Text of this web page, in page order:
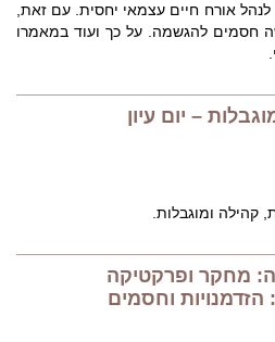
אורח חיים עצמאי יחסית. עם זאת,
חסמים להגשמה. על כך ועוד במאמרו
– יום עיון
קהילה ומוגבלות.
מחקר ופרקטיקה